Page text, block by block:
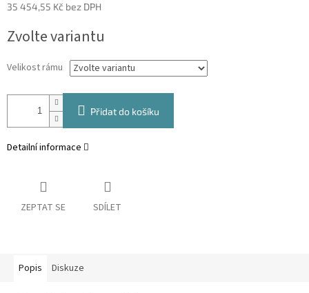
35 454,55 Kč bez DPH
cena:
Zvolte variantu
Velikost rámu
Přidat do košíku
Detailní informace
ZEPTAT SE SDÍLET
Popis Diskuze